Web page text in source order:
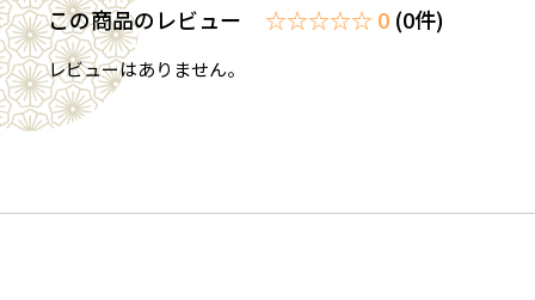
この商品のレビュー ☆☆☆☆☆ 0 (0件)
レビューはありません。